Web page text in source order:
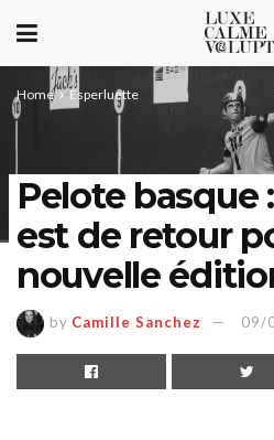
Home Esperluette
Pelote basque
est de retour
nouvelle
by Camille Sanchez 09/